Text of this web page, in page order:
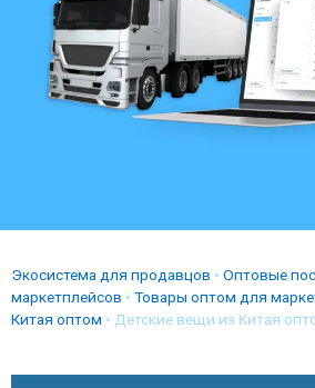
Экосистема для продавцов • Оптовые
маркетплейсов • Товары оптом для
Китая оптом • Детские вещи из Китая